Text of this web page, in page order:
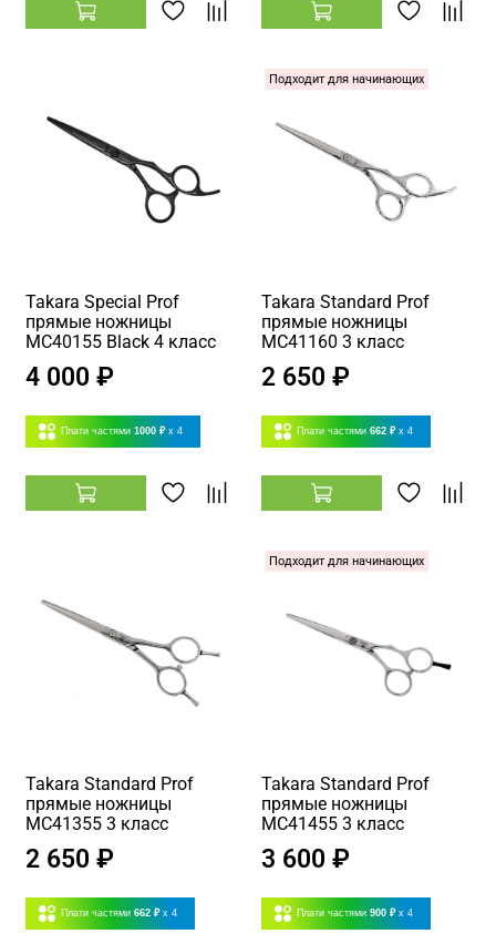
Takara Special Prof
прямые ножницы
MC40155 Black 4 класс
4 000 ₽
Плати частями 1000 ₽ x 4
Подходит для начинающих
Takara Standard Prof
прямые ножницы
MC41160 3 класс
2 650 ₽
Плати частями 662 ₽ x 4
Takara Standard Prof
прямые ножницы
MC41355 3 класс
2 650 ₽
Плати частями 662 ₽ x 4
Подходит для начинающих
Takara Standard Prof
прямые ножницы
MC41455 3 класс
3 600 ₽
Плати частями 900 ₽ x 4